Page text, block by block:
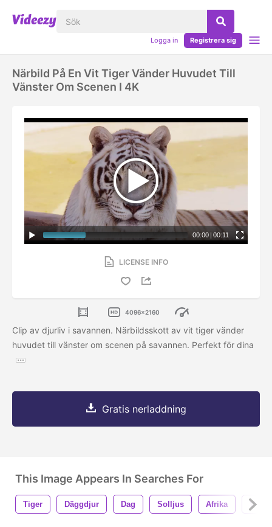
Logga in Registrera sig
Närbild På En Vit Tiger Vänder Huvudet Till
Vänster Om Scenen I 4K
00:00 | 00:11
LICENSE INFO
4096x2160
Clip av djurliv i savannen. Närbildsskott av vit tiger vänder
huvudet till vänster om scenen på savannen. Perfekt för dina
Gratis nerladdning
This Image Appears In Searches For
Tiger Däggdjur Dag Solljus Afrika Vild